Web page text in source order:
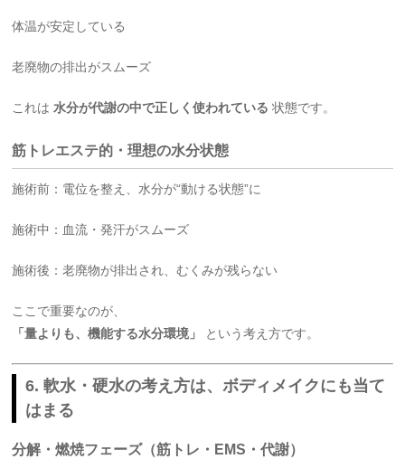
体温が安定している
老廃物の排出がスムーズ
これは水分が代謝の中で正しく使われている 状態です。
筋トレエステ的・理想の水分状態
施術前：電位を整え、水分が“動ける状態”に
施術中：血流・発汗がスムーズ
施術後：老廃物が排出され、むくみが残らない
ここで重要なのが、
「量よりも、機能する水分環境」
という考え方です。
6. 軟水・硬水の考え方は、ボディメイクにも当て
はまる
分解・燃焼フェーズ（筋トレ・EMS・代謝）